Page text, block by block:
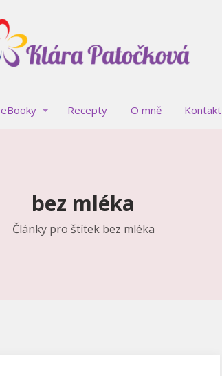
eBooky Recepty O mně Kontakt
bez mléka
Články pro štítek bez mléka